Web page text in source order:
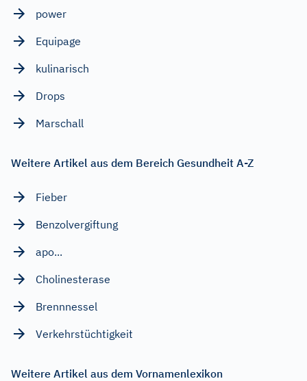
power
Equipage
kulinarisch
Drops
Marschall
Weitere Artikel aus dem Bereich Gesundheit A-Z
Fieber
Benzolvergiftung
apo...
Cholinesterase
Brennnessel
Verkehrstüchtigkeit
Weitere Artikel aus dem Vornamenlexikon